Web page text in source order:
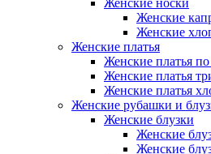
Женские носки
Женские
Женские
Женские платья
Женские платья
Женские платья
Женские платья
Женские рубашки и
Женские блузки
Женские
Женские